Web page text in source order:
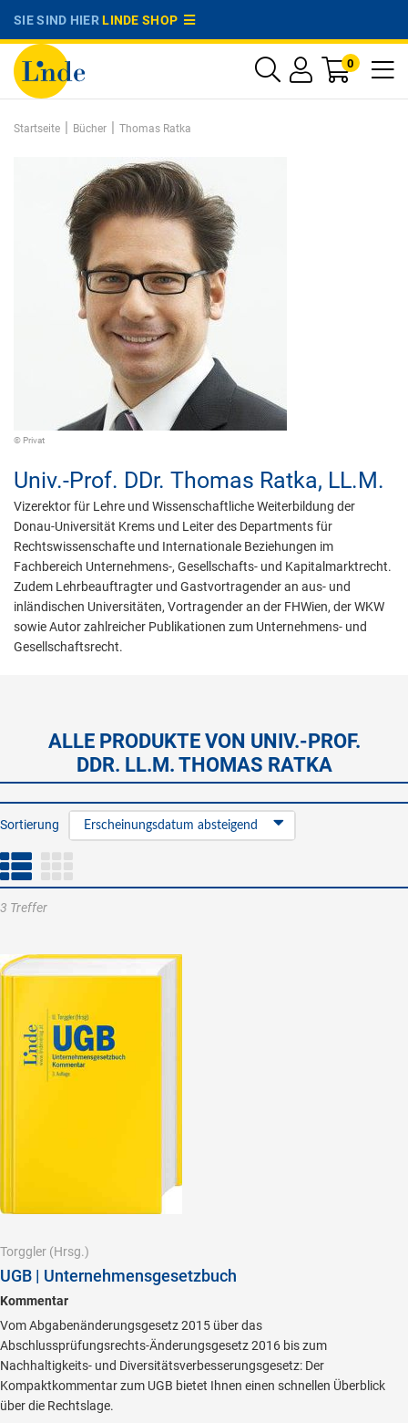
SIE SIND HIERLINDE SHOP
0
Startseite | Bücher | Thomas Ratka
© Privat
Univ.-Prof. DDr. Thomas Ratka, LL.M.
Vizerektor für Lehre und Wissenschaftliche Weiterbildung der
Donau-Universität Krems und Leiter des Departments für
Rechtswissenschafte und Internationale Beziehungen im
Fachbereich Unternehmens-, Gesellschafts- und Kapitalmarktrecht.
Zudem Lehrbeauftragter und Gastvortragender an aus- und
inländischen Universitäten, Vortragender an der FHWien, der WKW
sowie Autor zahlreicher Publikationen zum Unternehmens- und
Gesellschaftsrecht.
ALLE PRODUKTE VON UNIV.-PROF.
DDR. LL.M. THOMAS RATKA
Sortierung Erscheinungsdatum absteigend
3 Treffer
Torggler (Hrsg.)
UGB | Unternehmensgesetzbuch
Kommentar
Vom Abgabenänderungsgesetz 2015 über das
Abschlussprüfungsrechts-Änderungsgesetz 2016 bis zum
Nachhaltigkeits- und Diversitätsverbesserungsgesetz: Der
Kompaktkommentar zum UGB bietet Ihnen einen schnellen Überblick
über die Rechtslage.